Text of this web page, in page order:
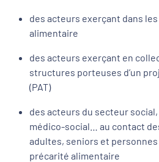
des acteurs exerçant dans les
alimentaire
des acteurs exerçant en
structures porteuses d’un
(PAT)
des acteurs du secteur
médico-social… au contact
adultes, seniors et
précarité alimentaire